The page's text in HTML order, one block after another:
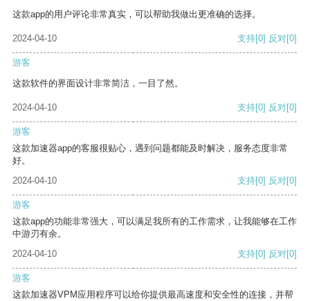
这款app的用户评论非常真实，可以帮助我做出更准确的选择。
2024-04-10 支持[0] 反对[0]
游客
这款软件的界面设计非常简洁，一目了然。
2024-04-10 支持[0] 反对[0]
游客
这款加速器app的客服很贴心，遇到问题都能及时解决，服务态度非常
好。
2024-04-10
支持[0] 反对[0]
游客
这款app的功能非常强大，可以满足我所有的工作需求，让我能够在工作
中游刃有余。
2024-04-10
支持[0] 反对[0]
游客
这款加速器VPM应用程序可以给你提供最高速度和安全性的连接，并帮